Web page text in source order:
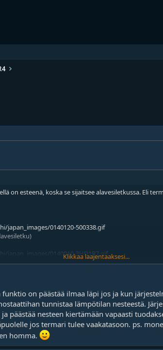
on esteenä, koska se sijaitsee alavesiletkussa. Eli
japan_images/0140120-500338.gif
japan_images/0140010-3HD1B7.gif
Siis kun siinä on laipassa se liikkuva
paine sulkee myös tän venttiilin?
vesi kiertää, tämä voisi olla ratkaisu letkulämppärin
ei noussu enää. Syyksi paljastui termarin
(toki siis reiän koolla merkitystä)
Klikkaa laajentaaksesi...
on päästää ilmaa läpi jos ja kun
tunnistaa lämpötilan nesteestä.
päästää nesteen kiertämään vapaasti
jos termari tulee vaakatasoon. ps.
homma.